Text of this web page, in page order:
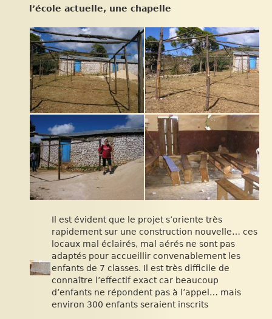
l’école actuelle, une chapelle
Il est évident que le projet s’oriente très
rapidement sur une construction nouvelle… ces
locaux mal éclairés, mal aérés ne sont pas
adaptés pour accueillir convenablement les
enfants de 7 classes. Il est très difficile de
connaître l’effectif exact car beaucoup
d’enfants ne répondent pas à l’appel… mais
environ 300 enfants seraient inscrits